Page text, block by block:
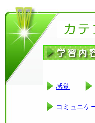
感覚
コミュニケ